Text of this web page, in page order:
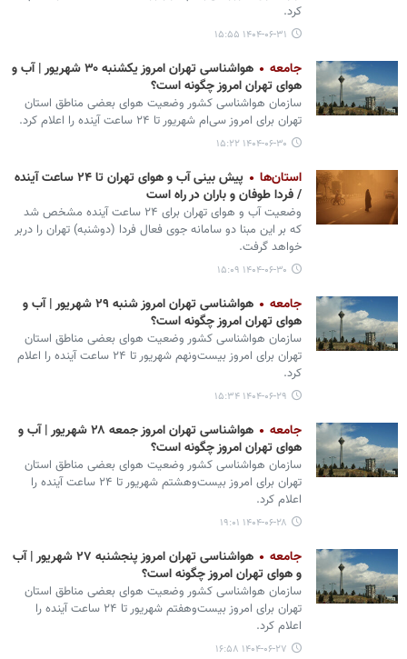
کرد.
۱۴۰۴-۰۶-۳۱ ۱۵:۵۵
جامعه
هواشناسی تهران امروز یکشنبه ۳۰ شهریور | آب و
هوای تهران امروز چگونه است؟
سازمان هواشناسی کشور وضعیت هوای بعضی مناطق استان
تهران برای امروز سی‌ام شهریور تا ۲۴ ساعت آینده را اعلام کرد.
۱۴۰۴-۰۶-۳۰ ۱۵:۲۲
استان‌ها
پیش بینی آب و هوای تهران تا ۲۴ ساعت آینده
/ فردا طوفان و باران در راه است
وضعیت آب و هوای تهران برای ۲۴ ساعت آینده مشخص شد
که بر این مبنا دو سامانه جوی فعال فردا (دوشنبه) تهران را دربر
خواهد گرفت.
۱۴۰۴-۰۶-۳۰ ۱۵:۰۹
جامعه
هواشناسی تهران امروز شنبه ۲۹ شهریور | آب و
هوای تهران امروز چگونه است؟
سازمان هواشناسی کشور وضعیت هوای بعضی مناطق استان
تهران برای امروز بیست‌ونهم شهریور تا ۲۴ ساعت آینده را اعلام
کرد.
۱۴۰۴-۰۶-۲۹ ۱۵:۳۴
جامعه
هواشناسی تهران امروز جمعه ۲۸ شهریور | آب و
هوای تهران امروز چگونه است؟
سازمان هواشناسی کشور وضعیت هوای بعضی مناطق استان
تهران برای امروز بیست‌وهشتم شهریور تا ۲۴ ساعت آینده را
اعلام کرد.
۱۴۰۴-۰۶-۲۸ ۱۹:۰۱
جامعه
هواشناسی تهران امروز پنجشنبه ۲۷ شهریور | آب
و هوای تهران امروز چگونه است؟
سازمان هواشناسی کشور وضعیت هوای بعضی مناطق استان
تهران برای امروز بیست‌وهفتم شهریور تا ۲۴ ساعت آینده را
اعلام کرد.
۱۴۰۴-۰۶-۲۷ ۱۶:۵۸